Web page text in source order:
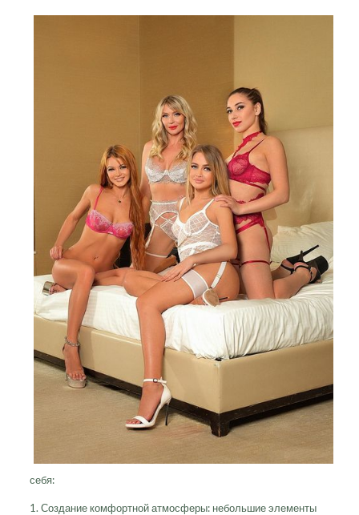
себя:
1. Создание комфортной атмосферы: небольшие элементы